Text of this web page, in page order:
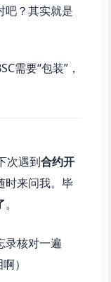
吧？其实就是
需要“包装”，
次遇到合约开
时来问我。毕
。
录核对一遍
）